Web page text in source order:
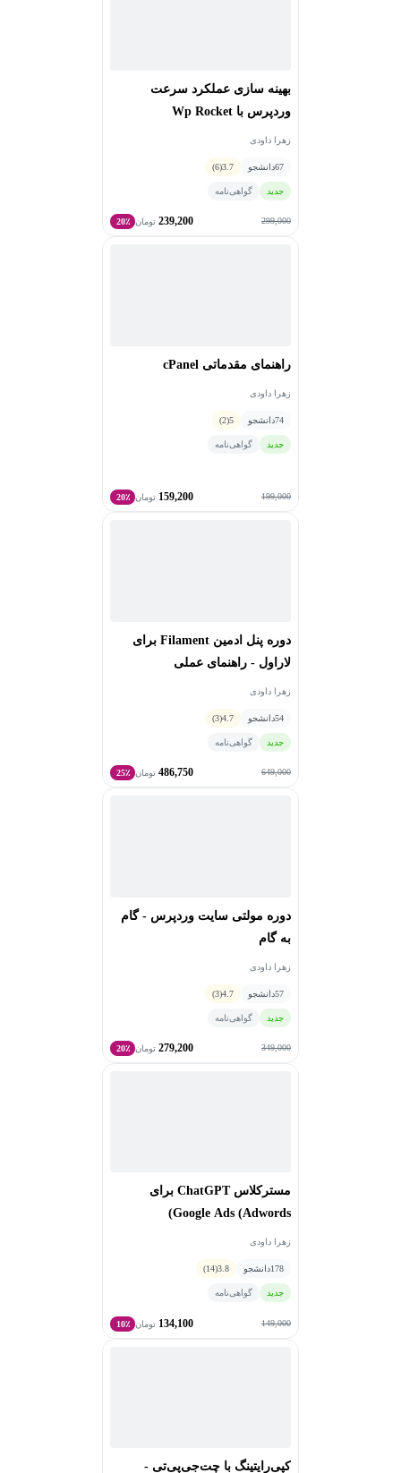
بهینه سازی عملکرد سرعت
وردپرس با Wp Rocket
زهرا داودی
67دانشجو 3.7
(6)
جدید گواهی‌نامه
299,000
239,200 تومان 20٪
راهنمای مقدماتی cPanel
زهرا داودی
74دانشجو 5
(2)
جدید گواهی‌نامه
199,000
159,200 تومان 20٪
دوره پنل ادمین Filament برای
لاراول - راهنمای عملی
زهرا داودی
54دانشجو 4.7
(3)
جدید گواهی‌نامه
649,000
486,750 تومان 25٪
دوره مولتی سایت وردپرس - گام
به گام
زهرا داودی
57دانشجو 4.7
(3)
جدید گواهی‌نامه
349,000
279,200 تومان 20٪
مسترکلاس ChatGPT برای
Google Ads (Adwords)
زهرا داودی
178دانشجو 3.8
(14)
جدید گواهی‌نامه
149,000
134,100 تومان 10٪
کپی‌رایتینگ با چت‌جی‌پی‌تی -